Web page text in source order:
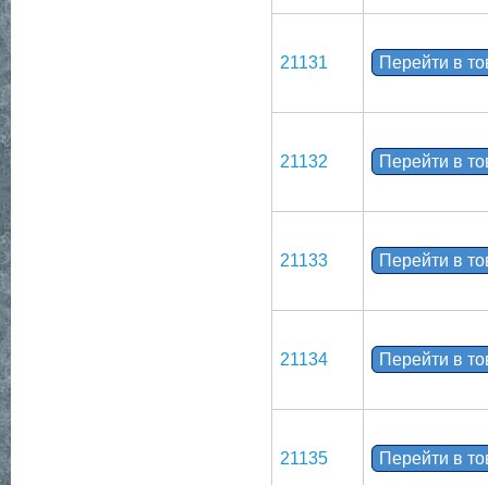
21131 Перейти в
21132 Перейти в
21133 Перейти в
21134 Перейти в
21135 Перейти в